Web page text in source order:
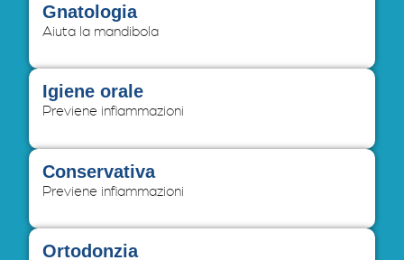
Gnatologia
Aiuta la mandibola
Igiene orale
Previene infiammazioni
Conservativa
Previene infiammazioni
Ortodonzia